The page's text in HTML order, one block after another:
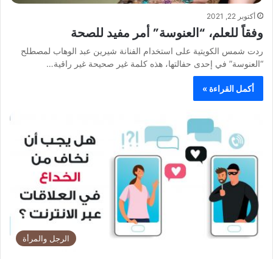
أكتوبر 22, 2021
وفقاً للعلم، “العنوسة” أمر مفيد للصحة
ردت شمس الكويتية على استخدام الفنانة شيرين عبد الوهاب لمصطلح
“العنوسة” في إحدى حفالتها، هذه كلمة غير صحيحة غير راقية…
أكمل القراءة »
الرجل والمرأة